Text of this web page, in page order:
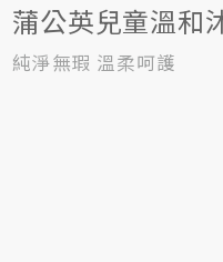
蒲公英兒童溫和
純淨無瑕 溫柔呵護